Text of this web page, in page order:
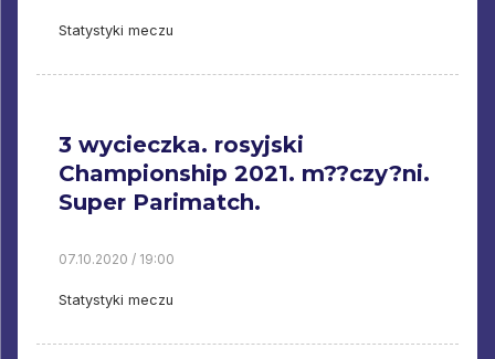
Statystyki meczu
3 wycieczka. rosyjski
Championship 2021. m??czy?ni.
Super Parimatch.
07.10.2020 / 19:00
Statystyki meczu